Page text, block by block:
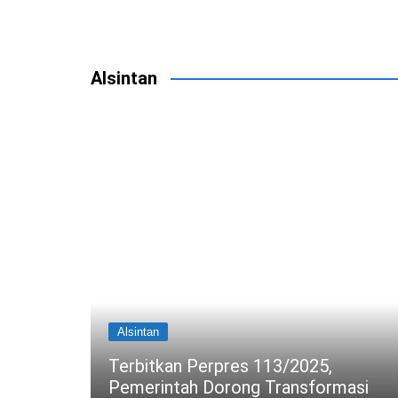
Alsintan
Alsintan
Terbitkan Perpres 113/2025,
Pemerintah Dorong Transformasi